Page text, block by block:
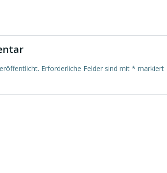
Erforderliche Felder sind mit * markiert